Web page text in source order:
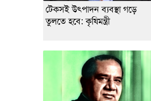
টেকসই উৎপাদন ব্যবস্থা গড়ে
তুলতে হবে: কৃষিমন্ত্রী